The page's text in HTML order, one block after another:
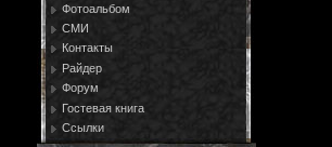
Фотоальбом
СМИ
Контакты
Райдер
Форум
Гостевая книга
Ссылки